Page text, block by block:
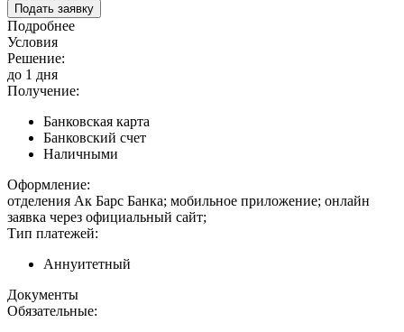
Подать заявку
Подробнее
Условия
Решение:
до 1 дня
Получение:
Банковская карта
Банковский счет
Наличными
Оформление:
отделения Ак Барс Банка; мобильное приложение; онлайн
заявка через официальный сайт;
Тип платежей:
Аннуитетный
Документы
Обязательные: